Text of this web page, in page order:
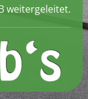
weitergeleitet.